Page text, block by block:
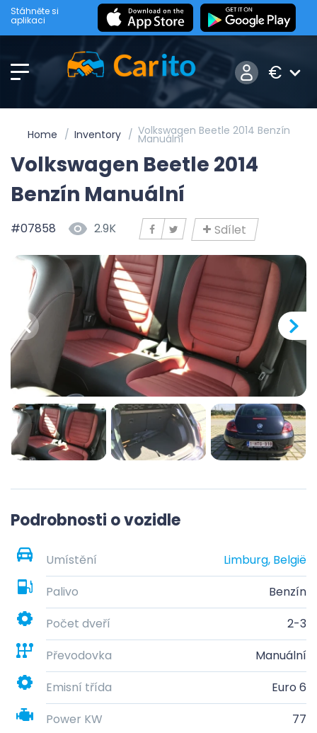
Stáhněte si
aplikaci
€
Home Inventory Volkswagen Beetle 2014 Benzín
Manuální
Volkswagen Beetle 2014
Benzín Manuální
#07858 2.9K Sdílet
Podrobnosti o vozidle
Umístění
Limburg, België
Palivo
Benzín
Počet dveří
2-3
Převodovka
Manuální
Emisní třída
Euro 6
Power KW
77